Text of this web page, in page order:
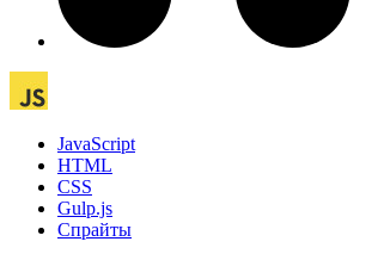
JavaScript
HTML
CSS
Gulp.js
Спрайты